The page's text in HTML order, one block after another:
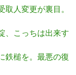
人変更が裏目。
、こっちは出来す
鉄槌を。最悪の復